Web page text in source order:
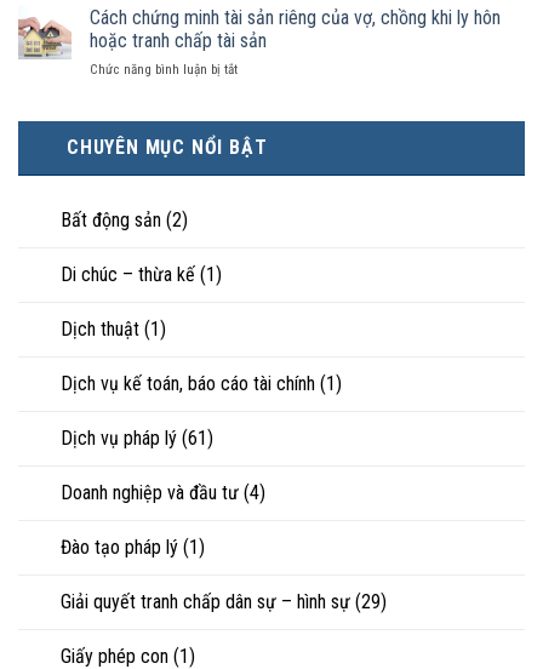
là
hôn
tài
sản
như
nào?
kinh
tế
hơn
trực
tiếp
nuôi
ly
hôn
khi
hôn
hạnh
phúc:
Góc
Cách chứng minh tài sản riêng của vợ, chồng khi ly hôn
hoặc tranh chấp tài sản
Chức năng bình luận bị tắtở
tài
sản
chấp
CHUYÊN MỤC NỔI BẬT
Bất động sản (2)
Di chúc – thừa kế (1)
Dịch thuật (1)
Dịch vụ kế toán, báo cáo tài chính (1)
Dịch vụ pháp lý (61)
Doanh nghiệp và đầu tư (4)
Đào tạo pháp lý (1)
Giải quyết tranh chấp dân sự – hình sự (29)
Giấy phép con (1)